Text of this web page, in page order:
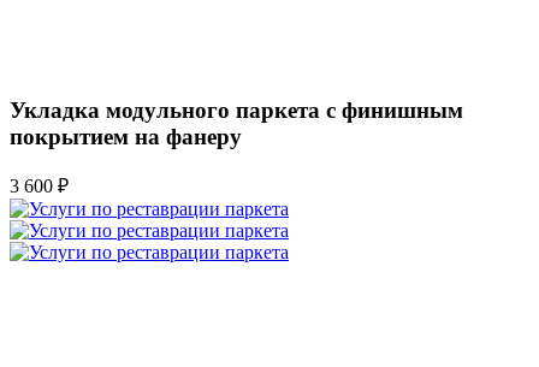
Укладка модульного паркета с финишным
покрытием на фанеру
3 600 ₽